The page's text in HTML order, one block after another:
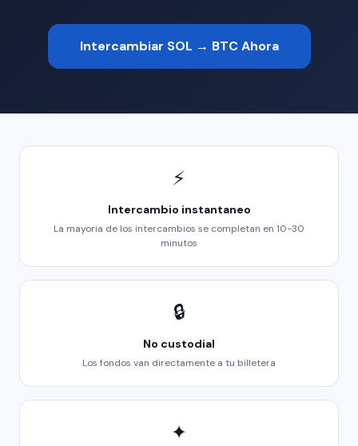
Intercambiar SOL → BTC Ahora
⚡
Intercambio instantaneo
La mayoria de los intercambios se completan en 10-30
minutos
🔒
No custodial
Los fondos van directamente a tu billetera
✦